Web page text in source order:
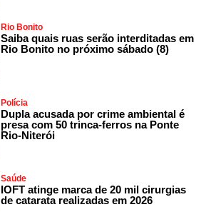
Rio Bonito
Saiba quais ruas serão interditadas em
Rio Bonito no próximo sábado (8)
Polícia
Dupla acusada por crime ambiental é
presa com 50 trinca-ferros na Ponte
Rio-Niterói
Saúde
IOFT atinge marca de 20 mil cirurgias
de catarata realizadas em 2026